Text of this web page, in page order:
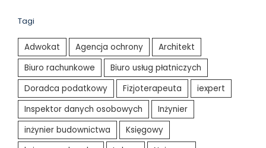
Tagi
Adwokat Agencja ochrony
Architekt
Biuro rachunkowe
Biuro usług płatniczych
Doradca podatkowy
Fizjoterapeuta
iexpert
Inspektor danych osobowych
Inżynier
inżynier budownictwa
Księgowy